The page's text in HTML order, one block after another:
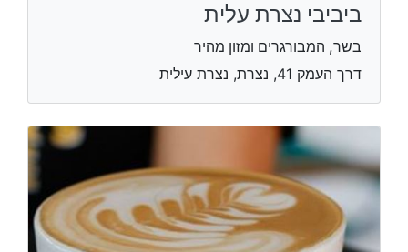
ביביבי נצרת עלית
בשר, המבורגרים ומזון מהיר
דרך העמק 41, נצרת, נצרת עילית